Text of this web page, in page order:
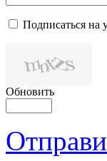
Подписаться на
Обновить